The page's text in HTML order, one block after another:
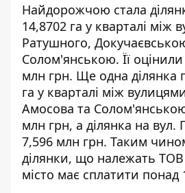
Найдорожчою стала
14,8702 га у кварталі між
Ратушного,
Солом'янською. Її
млн грн. Ще одна ділянка
га у кварталі між
Амосова та
млн грн, а ділянка на вул.
7,596 млн грн. Таким
ділянки, що належать ТОВ
місто має сплатити понад